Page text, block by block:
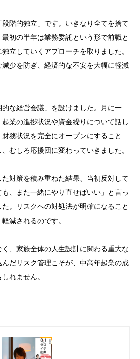
階的独立」です。いきなり全てを捨て
初の半年は業務委託という形で前職と
立していくアプローチを取りました。
少を防ぎ、経済的な不安を大幅に軽減
な経営会議」を設けました。月に一
業の進捗状況や資金繰りについて話し
務状況を完全にオープンにすること
むしろ応援団に変わっていきました。
対策を積み重ねた結果、当初反対して
、また一緒にやり直せばいい」と言っ
。リスクへの対処法が明確になること
減されるのです。
、家族全体の人生設計に関わる重大な
だリスク管理こそが、中高年起業の成
れません。